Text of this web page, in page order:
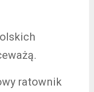
ratownik